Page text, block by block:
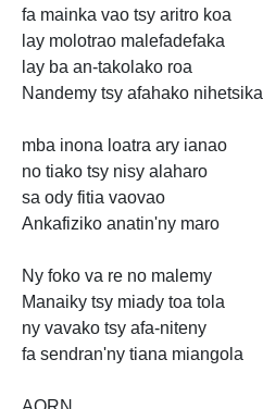
fa mainka vao tsy aritro koa
lay molotrao malefadefaka
lay ba an-takolako roa
Nandemy tsy afahako nihetsika
mba inona loatra ary ianao
no tiako tsy nisy alaharo
sa ody fitia vaovao
Ankafiziko anatin'ny maro
Ny foko va re no malemy
Manaiky tsy miady toa tola
ny vavako tsy afa-niteny
fa sendran'ny tiana miangola